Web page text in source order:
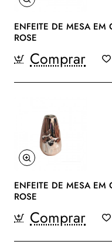
ENFEITE DE MESA EM
ROSE
Comprar
ENFEITE DE MESA EM
ROSE
Comprar